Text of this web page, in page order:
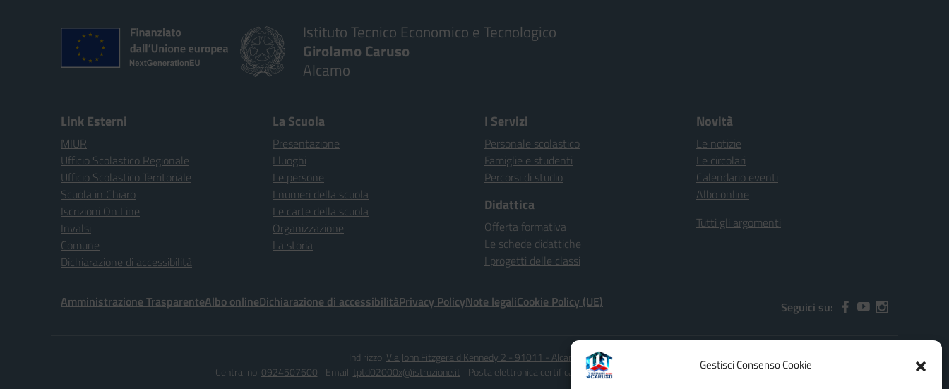
Gestisci Consenso Cookie
Istituto Tecnico Economico e Tecnologico
Girolamo Caruso
Alcamo
Link Esterni
MIUR
Ufficio Scolastico Regionale
Ufficio Scolastico Territoriale
Scuola in Chiaro
Iscrizioni On Line
Invalsi
Comune
Dichiarazione di accessibilità
La Scuola
Presentazione
I luoghi
Le persone
I numeri della scuola
Le carte della scuola
Organizzazione
La storia
I Servizi
Personale scolastico
Famiglie e studenti
Percorsi di studio
Didattica
Offerta formativa
Le schede didattiche
I progetti delle classi
Novità
Le notizie
Le circolari
Calendario eventi
Albo online
Tutti gli argomenti
Amministrazione TrasparenteAlbo onlineDichiarazione di accessibilitàPrivacy PolicyNote legaliCookie Policy (UE) Seguici su:
Indirizzo: Via John Fitzgerald Kennedy 2 - 91011 - Alcamo (TP)
Centralino: 0924507600 Email: tptd02000x@istruzione.it Posta elettronica certificata (PEC):tptd02000x@pec.istruzione.it